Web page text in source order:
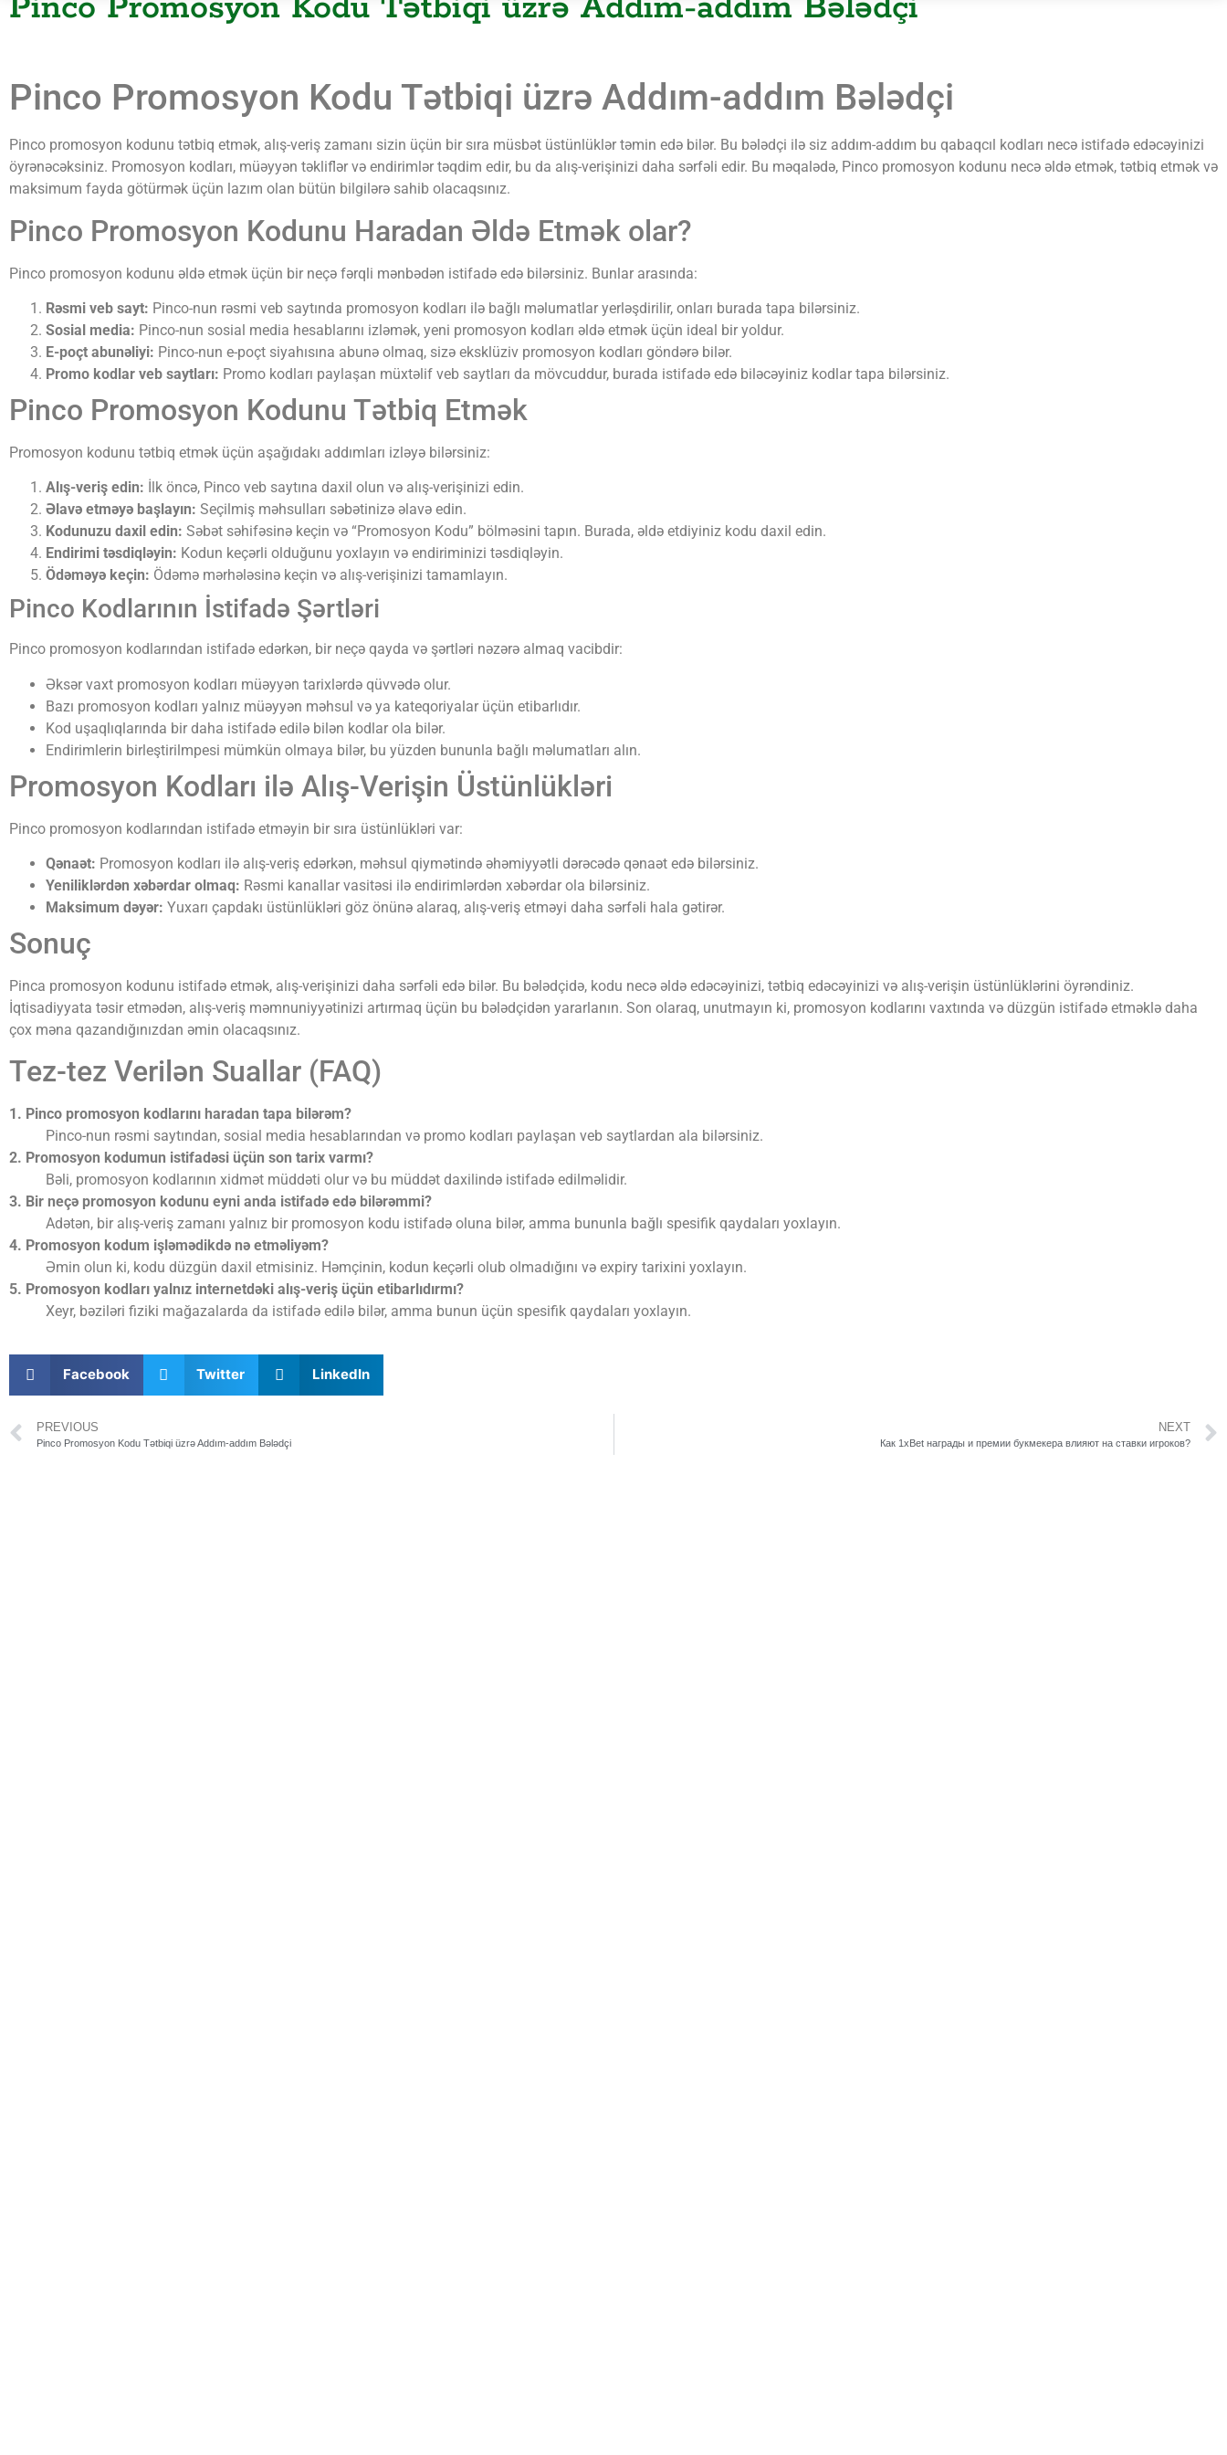
Pinco Promosyon Kodu Tətbiqi üzrə Addım-addım Bələdçi
Pinco promosyon kodunu tətbiq etmək, alış-veriş zamanı sizin üçün bir sıra müsbət üstünlüklər təmin edə bilər. Bu bələdçi ilə siz addım-addım bu qabaqcıl kodları necə istifadə edəcəyinizi
öyrənəcəksiniz. Promosyon kodları, müəyyən təkliflər və endirimlər təqdim edir, bu da alış-verişinizi daha sərfəli edir. Bu məqalədə, Pinco promosyon kodunu necə əldə etmək, tətbiq etmək və
maksimum fayda götürmək üçün lazım olan bütün bilgilərə sahib olacaqsınız.
Pinco Promosyon Kodunu Haradan Əldə Etmək olar?
Pinco promosyon kodunu əldə etmək üçün bir neçə fərqli mənbədən istifadə edə bilərsiniz. Bunlar arasında:
Rəsmi veb sayt: Pinco-nun rəsmi veb saytında promosyon kodları ilə bağlı məlumatlar yerləşdirilir, onları burada tapa bilərsiniz.
Sosial media: Pinco-nun sosial media hesablarını izləmək, yeni promosyon kodları əldə etmək üçün ideal bir yoldur.
E-poçt abunəliyi: Pinco-nun e-poçt siyahısına abunə olmaq, sizə eksklüziv promosyon kodları göndərə bilər.
Promo kodlar veb saytları: Promo kodları paylaşan müxtəlif veb saytları da mövcuddur, burada istifadə edə biləcəyiniz kodlar tapa bilərsiniz.
Pinco Promosyon Kodunu Tətbiq Etmək
Promosyon kodunu tətbiq etmək üçün aşağıdakı addımları izləyə bilərsiniz:
Alış-veriş edin: İlk öncə, Pinco veb saytına daxil olun və alış-verişinizi edin.
Əlavə etməyə başlayın: Seçilmiş məhsulları səbətinizə əlavə edin.
Kodunuzu daxil edin: Səbət səhifəsinə keçin və “Promosyon Kodu” bölməsini tapın. Burada, əldə etdiyiniz kodu daxil edin.
Endirimi təsdiqləyin: Kodun keçərli olduğunu yoxlayın və endiriminizi təsdiqləyin.
Ödəməyə keçin: Ödəmə mərhələsinə keçin və alış-verişinizi tamamlayın.
Pinco Kodlarının İstifadə Şərtləri
Pinco promosyon kodlarından istifadə edərkən, bir neçə qayda və şərtləri nəzərə almaq vacibdir:
Əksər vaxt promosyon kodları müəyyən tarixlərdə qüvvədə olur.
Bazı promosyon kodları yalnız müəyyən məhsul və ya kateqoriyalar üçün etibarlıdır.
Kod uşaqlıqlarında bir daha istifadə edilə bilən kodlar ola bilər.
Endirimlerin birleştirilmpesi mümkün olmaya bilər, bu yüzden bununla bağlı məlumatları alın.
Promosyon Kodları ilə Alış-Verişin Üstünlükləri
Pinco promosyon kodlarından istifadə etməyin bir sıra üstünlükləri var:
Qənaət: Promosyon kodları ilə alış-veriş edərkən, məhsul qiymətində əhəmiyyətli dərəcədə qənaət edə bilərsiniz.
Yeniliklərdən xəbərdar olmaq: Rəsmi kanallar vasitəsi ilə endirimlərdən xəbərdar ola bilərsiniz.
Maksimum dəyər: Yuxarı çapdakı üstünlükləri göz önünə alaraq, alış-veriş etməyi daha sərfəli hala gətirər.
Sonuç
Pinca promosyon kodunu istifadə etmək, alış-verişinizi daha sərfəli edə bilər. Bu bələdçidə, kodu necə əldə edəcəyinizi, tətbiq edəcəyinizi və alış-verişin üstünlüklərini öyrəndiniz.
İqtisadiyyata təsir etmədən, alış-veriş məmnuniyyətinizi artırmaq üçün bu bələdçidən yararlanın. Son olaraq, unutmayın ki, promosyon kodlarını vaxtında və düzgün istifadə etməklə daha
çox məna qazandığınızdan əmin olacaqsınız.
Tez-tez Verilən Suallar (FAQ)
1. Pinco promosyon kodlarını haradan tapa bilərəm?
Pinco-nun rəsmi saytından, sosial media hesablarından və promo kodları paylaşan veb saytlardan ala bilərsiniz.
2. Promosyon kodumun istifadəsi üçün son tarix varmı?
Bəli, promosyon kodlarının xidmət müddəti olur və bu müddət daxilində istifadə edilməlidir.
3. Bir neçə promosyon kodunu eyni anda istifadə edə bilərəmmi?
Adətən, bir alış-veriş zamanı yalnız bir promosyon kodu istifadə oluna bilər, amma bununla bağlı spesifik qaydaları yoxlayın.
4. Promosyon kodum işləmədikdə nə etməliyəm?
Əmin olun ki, kodu düzgün daxil etmisiniz. Həmçinin, kodun keçərli olub olmadığını və expiry tarixini yoxlayın.
5. Promosyon kodları yalnız internetdəki alış-veriş üçün etibarlıdırmı?
Xeyr, bəziləri fiziki mağazalarda da istifadə edilə bilər, amma bunun üçün spesifik qaydaları yoxlayın.
Facebook Twitter LinkedIn
PREVIOUS
Pinco Promosyon Kodu Tətbiqi üzrə Addım-addım Bələdçi
NEXT
Как 1xBet награды и премии букмекера влияют на ставки игроков?